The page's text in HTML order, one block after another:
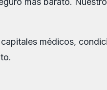
médicos,